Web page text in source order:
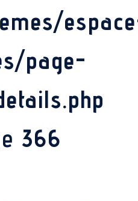
page-
366